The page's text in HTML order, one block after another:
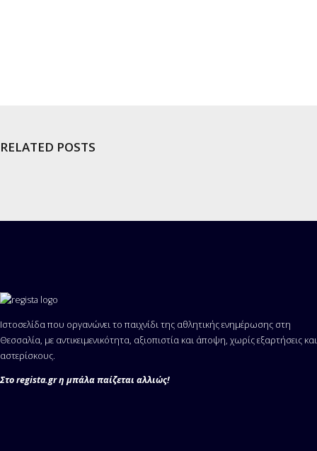
RELATED POSTS
Ιστοσελίδα που οργανώνει το παιχνίδι της αθλητικής ενημέρωσης στη
Θεσσαλία, με αντικειμενικότητα, αξιοπιστία και άποψη, χωρίς εξαρτήσεις και
αστερίσκους.
Στο regista.gr η μπάλα παίζεται αλλιώς!